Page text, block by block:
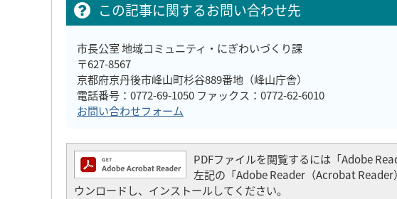
この記事に関するお問い合わせ先
市長公室 地域コミュニティ・にぎわいづくり課
〒627-8567
京都府京丹後市峰山町杉谷889番地（峰山庁舎）
電話番号：0772-69-1050 ファックス：0772-62-6010
お問い合わせフォーム
PDFファイルを閲覧するには「Adobe
左記の「Adobe Reader（Acrobat
ウンロードし、インストールしてください。